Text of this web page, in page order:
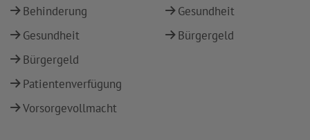
Behinderung
Gesundheit
Bürgergeld
Patientenverfügung
Vorsorgevollmacht
Gesundheit
Bürgergeld